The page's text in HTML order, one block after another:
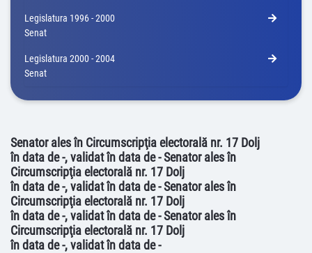
Legislatura 1996 - 2000
Senat
Legislatura 2000 - 2004
Senat
Senator ales în Circumscripţia electorală nr. 17 Dolj
în data de -, validat în data de - Senator ales în
Circumscripţia electorală nr. 17 Dolj
în data de -, validat în data de - Senator ales în
Circumscripţia electorală nr. 17 Dolj
în data de -, validat în data de - Senator ales în
Circumscripţia electorală nr. 17 Dolj
în data de -, validat în data de -